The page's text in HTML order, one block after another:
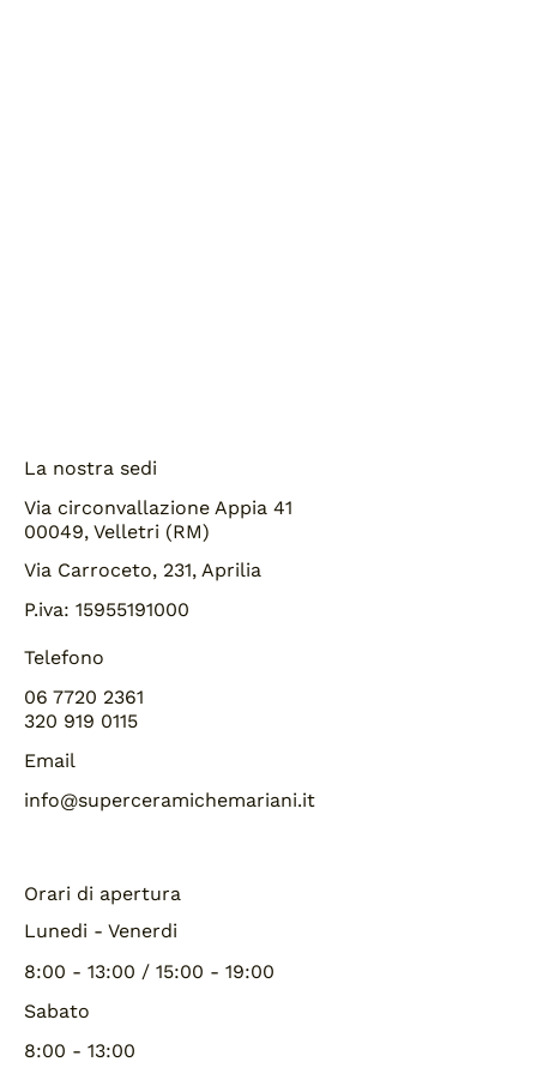
La nostra sedi
Via circonvallazione Appia 41
00049, Velletri (RM)
Via Carroceto, 231, Aprilia
P.iva: 15955191000
Telefono
06 7720 2361
320 919 0115
Email
info@superceramichemariani.it
Orari di apertura
Lunedi - Venerdi
8:00 - 13:00 / 15:00 - 19:00
Sabato
8:00 - 13:00